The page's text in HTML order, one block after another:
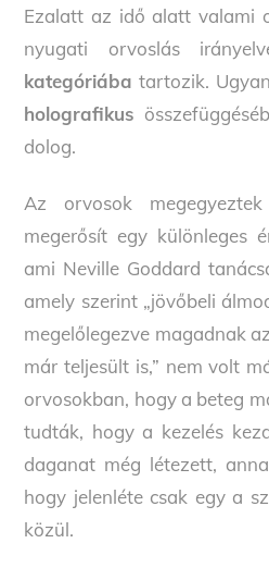
Ezalatt az idő alatt valami
nyugati orvoslás
kategóriába tartozik.
holografikus
dolog.
Az orvosok
megerősít egy különleges
ami Neville Goddard
amely szerint „jövőbeli
megelőlegezve magadnak
már teljesült is,” nem volt
orvosokban, hogy a beteg
tudták, hogy a kezelés
daganat még létezett,
hogy jelenléte csak egy a
közül.